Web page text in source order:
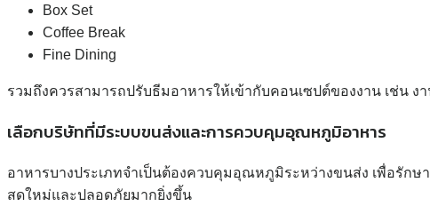
Box Set
Coffee Break
Fine Dining
รวมถึงควรสามารถปรับธีมอาหารให้เข้ากับคอนเซปต์ของงาน เช่น
เลือกบริษัทที่มีระบบขนส่งและการควบคุมอุณหภูมิอาหาร
อาหารบางประเภทจำเป็นต้องควบคุมอุณหภูมิระหว่างขนส่ง เพื่อรัก
สดใหม่และปลอดภัยมากยิ่งขึ้น